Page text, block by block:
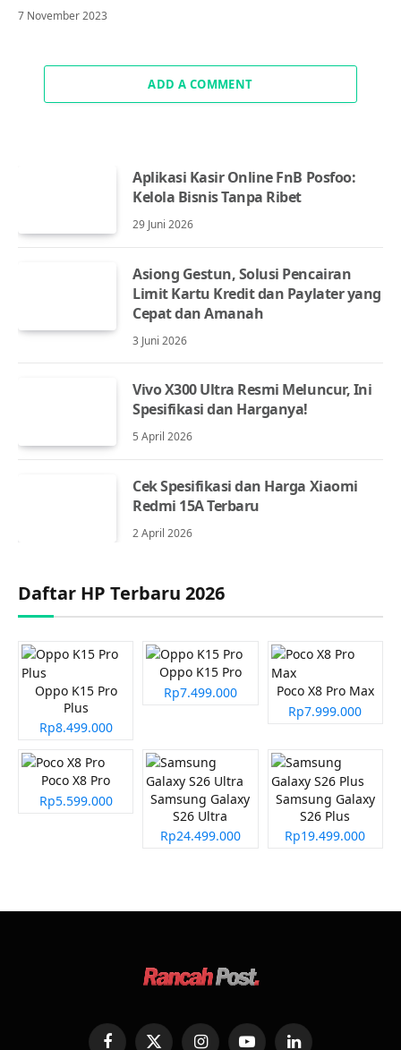
7 November 2023
ADD A COMMENT
Aplikasi Kasir Online FnB Posfoo:
Kelola Bisnis Tanpa Ribet
29 Juni 2026
Asiong Gestun, Solusi Pencairan
Limit Kartu Kredit dan Paylater yang
Cepat dan Amanah
3 Juni 2026
Vivo X300 Ultra Resmi Meluncur, Ini
Spesifikasi dan Harganya!
5 April 2026
Cek Spesifikasi dan Harga Xiaomi
Redmi 15A Terbaru
2 April 2026
Daftar HP Terbaru 2026
Oppo K15 Pro
Plus
Rp8.499.000
Oppo K15 Pro
Rp7.499.000
Poco X8 Pro Max
Rp7.999.000
Poco X8 Pro
Rp5.599.000
Samsung Galaxy
S26 Ultra
Rp24.499.000
Samsung Galaxy
S26 Plus
Rp19.499.000